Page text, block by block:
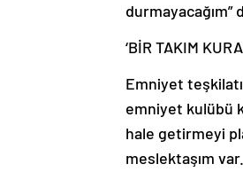
durmayacağım”
‘BİR TAKIM
Emniyet
emniyet kulübü
hale getirmeyi
meslektaşım